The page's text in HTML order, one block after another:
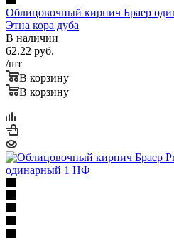
Облицовочный кирпич Браер
Этна кора дуба
В наличии
62.22 руб.
/шт
В корзину
В корзину